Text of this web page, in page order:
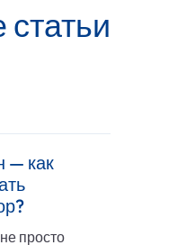
— как
просто